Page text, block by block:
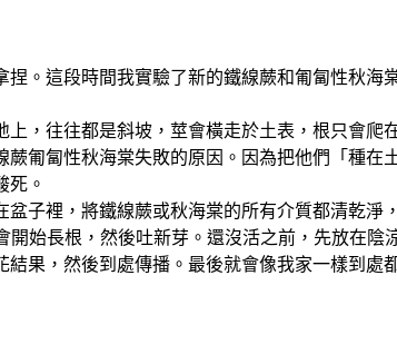
。這段時間我實驗了新的鐵線蕨和匍匐性秋海
，往往都是斜坡，莖會橫走於土表，根只會爬
匍匐性秋海棠失敗的原因。因為把他們「種在
死。
子裡，將鐵線蕨或秋海棠的所有介質都清乾淨
始長根，然後吐新芽。還沒活之前，先放在陰
果，然後到處傳播。最後就會像我家一樣到處